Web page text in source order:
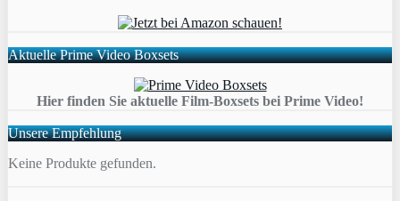
Aktuelle Prime Video Boxsets
Hier finden Sie aktuelle Film-Boxsets bei Prime Video!
Unsere Empfehlung
Keine Produkte gefunden.